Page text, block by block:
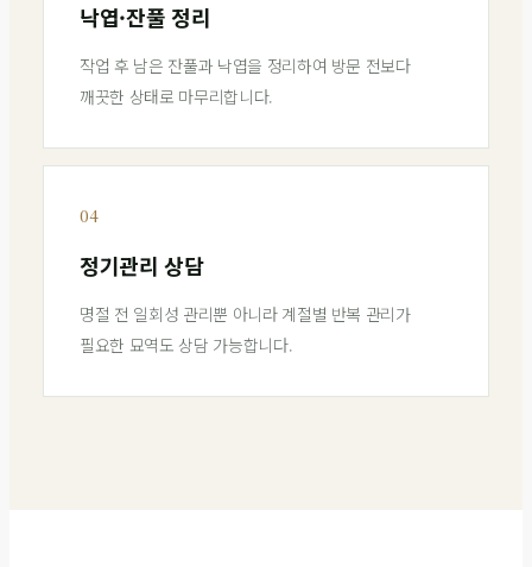
낙엽·잔풀 정리
작업 후 남은 잔풀과 낙엽을 정리하여 방문 전보다
깨끗한 상태로 마무리합니다.
04
정기관리 상담
명절 전 일회성 관리뿐 아니라 계절별 반복 관리가
필요한 묘역도 상담 가능합니다.